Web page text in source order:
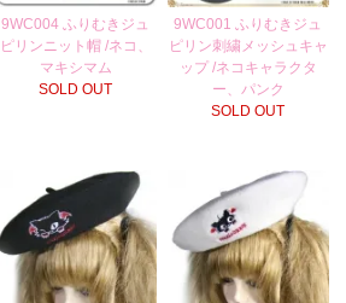
9WC004 ふりむきジュ
ピリンニット帽 /ネコ、
マキシマム
SOLD OUT
9WC001 ふりむきジュ
ピリン刺繍メッシュキャ
ップ /ネコキャラクタ
ー、パンク
SOLD OUT